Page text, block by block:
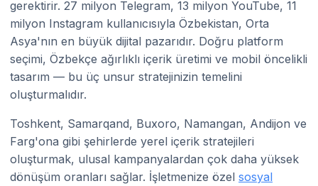
gerektirir. 27 milyon Telegram, 13 milyon YouTube, 11
milyon Instagram kullanıcısıyla Özbekistan, Orta
Asya'nın en büyük dijital pazarıdır. Doğru platform
seçimi, Özbekçe ağırlıklı içerik üretimi ve mobil öncelikli
tasarım — bu üç unsur stratejinizin temelini
oluşturmalıdır.
Toshkent, Samarqand, Buxoro, Namangan, Andijon ve
Farg'ona gibi şehirlerde yerel içerik stratejileri
oluşturmak, ulusal kampanyalardan çok daha yüksek
dönüşüm oranları sağlar. İşletmenize özel sosyal